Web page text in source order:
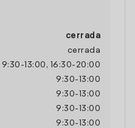
cerrada
cerrada
9:30 - 13:00 , 16:30- 20:00
9:30- 13:00
9:30- 13:00
9:30- 13:00
9:30- 13:00